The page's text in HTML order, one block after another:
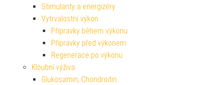
Stimulanty a energizéry
Vytrvalostní výkon
Přípravky během výkonu
Přípravky před výkonem
Regenerace po výkonu
Kloubní výživa
Glukosamin, Chondroitin